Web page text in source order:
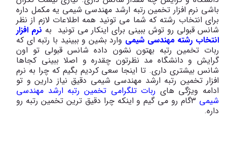
باشی نرم افزار تخمین رتبه ارشد مهندسی شیمی یه مکمل داره
برای انتخاب رشته که شما می تونید همه اطلاعات لازم از نظر
شانس قبولی رو توش ببینی برای اینکار می تونید به نرم افزار
انتخاب رشته مهندسی شیمی وارد بشین و ببینید با رتبه ای که
ربات تخمین رتبه بهتون نشون داده شانس قبولی تو اون
گرایش و دانشگاه مد نظرتون چقدره و اصلا ببینی کجاها
شانس بیشتری داری. تا اینجا سعی کردیم بگیم که چرا به نرم
افزار تخمین رتبه ارشد مهندسی شیمی دقیق نیاز دارین و تو
ادامه ویژگی های ربات تلگرامی تخمین رتبه ارشد مهندسی
شیمی
3گام رو می گیم و اینکه چرا دقیق ترین تخمین رتبه رو
داره.